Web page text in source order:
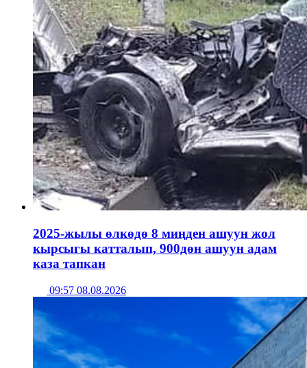
2025-жылы өлкөдө 8 миңден ашуун жол
кырсыгы катталып, 900дөн ашуун адам
каза тапкан
09:57 08.08.2026